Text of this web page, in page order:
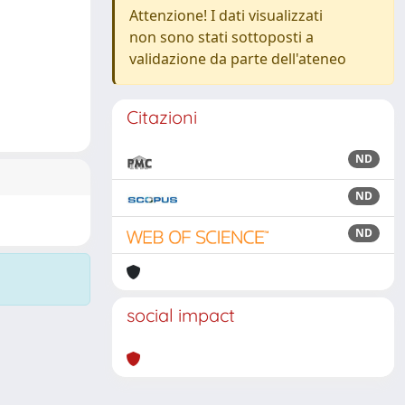
Attenzione! I dati visualizzati
non sono stati sottoposti a
validazione da parte dell'ateneo
Citazioni
ND
ND
ND
social impact